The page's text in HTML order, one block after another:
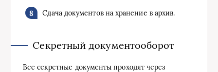
Сдача документов на хранение в архив.
Секретный документооборот
Все секретные документы проходят через